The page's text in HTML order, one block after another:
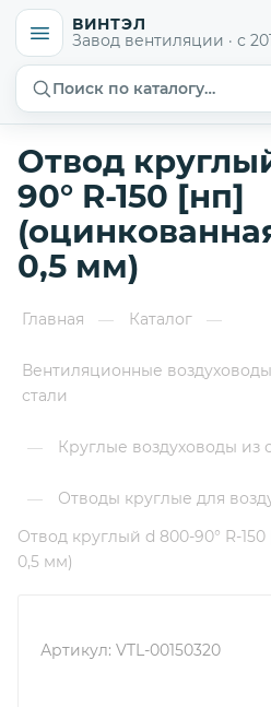
ВИНТЭЛ
Завод вентиляции · с
Поиск по каталогу…
Отвод
90° R-150 [нп]
0,5 мм)
Главная — Каталог —
Вентиляционные
стали
— Круглые воздуховоды из
— Отводы круглые для
Отвод круглый d 800-90° R-
0,5 мм)
Артикул: VTL-00150320